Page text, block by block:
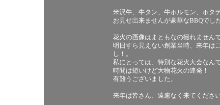
米沢牛、牛タン、牛ホルモン、ホタ
お見せ出来ませんが豪華なBBQでし
花火の画像はまともなの撮れません
明日すら見えない創業当時、来年は
し！。
私にとっては、特別な花火大会なん
時間は短いけど大物花火の連発！
有難うございました。
来年は皆さん、遠慮なく来てくださ